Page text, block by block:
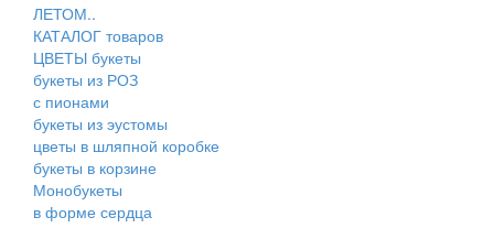
ЛЕТОМ..
КАТАЛОГ товаров
ЦВЕТЫ букеты
букеты из РОЗ
с пионами
букеты из эустомы
цветы в шляпной коробке
букеты в корзине
Монобукеты
в форме сердца